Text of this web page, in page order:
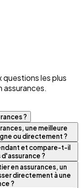
questions les plus
assurances.
?
une meilleure
ou directement ?
et compare-t-il
?
en assurances, un
directement à une
?